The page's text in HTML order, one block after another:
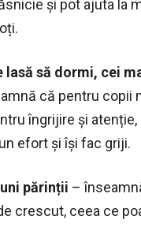
și pot ajuta la
lasă să dormi, cei
că pentru copii
îngrijire și atenție,
efort și își fac griji.
părinții –
crescut, ceea ce